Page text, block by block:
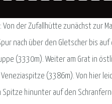
Von der Zufallhütte zunächst zur
nach über den Gletscher bis
(3330m). Weiter am Grat in
Veneziaspitze (3386m). Von hier
hinunter auf den